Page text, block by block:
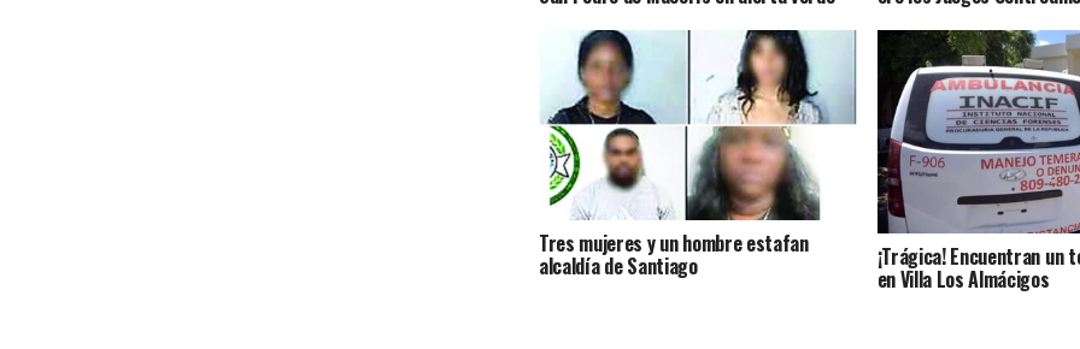
Tres mujeres y un hombre estafan
alcaldía de Santiago ¡Trágica! Encuentran
en Villa Los Almácigos